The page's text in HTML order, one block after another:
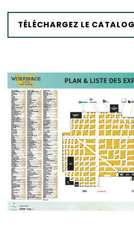
TÉLÉCHARGEZ LE